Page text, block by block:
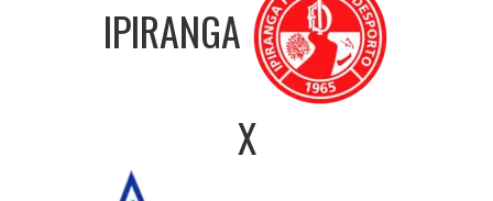
IPIRANGA
X